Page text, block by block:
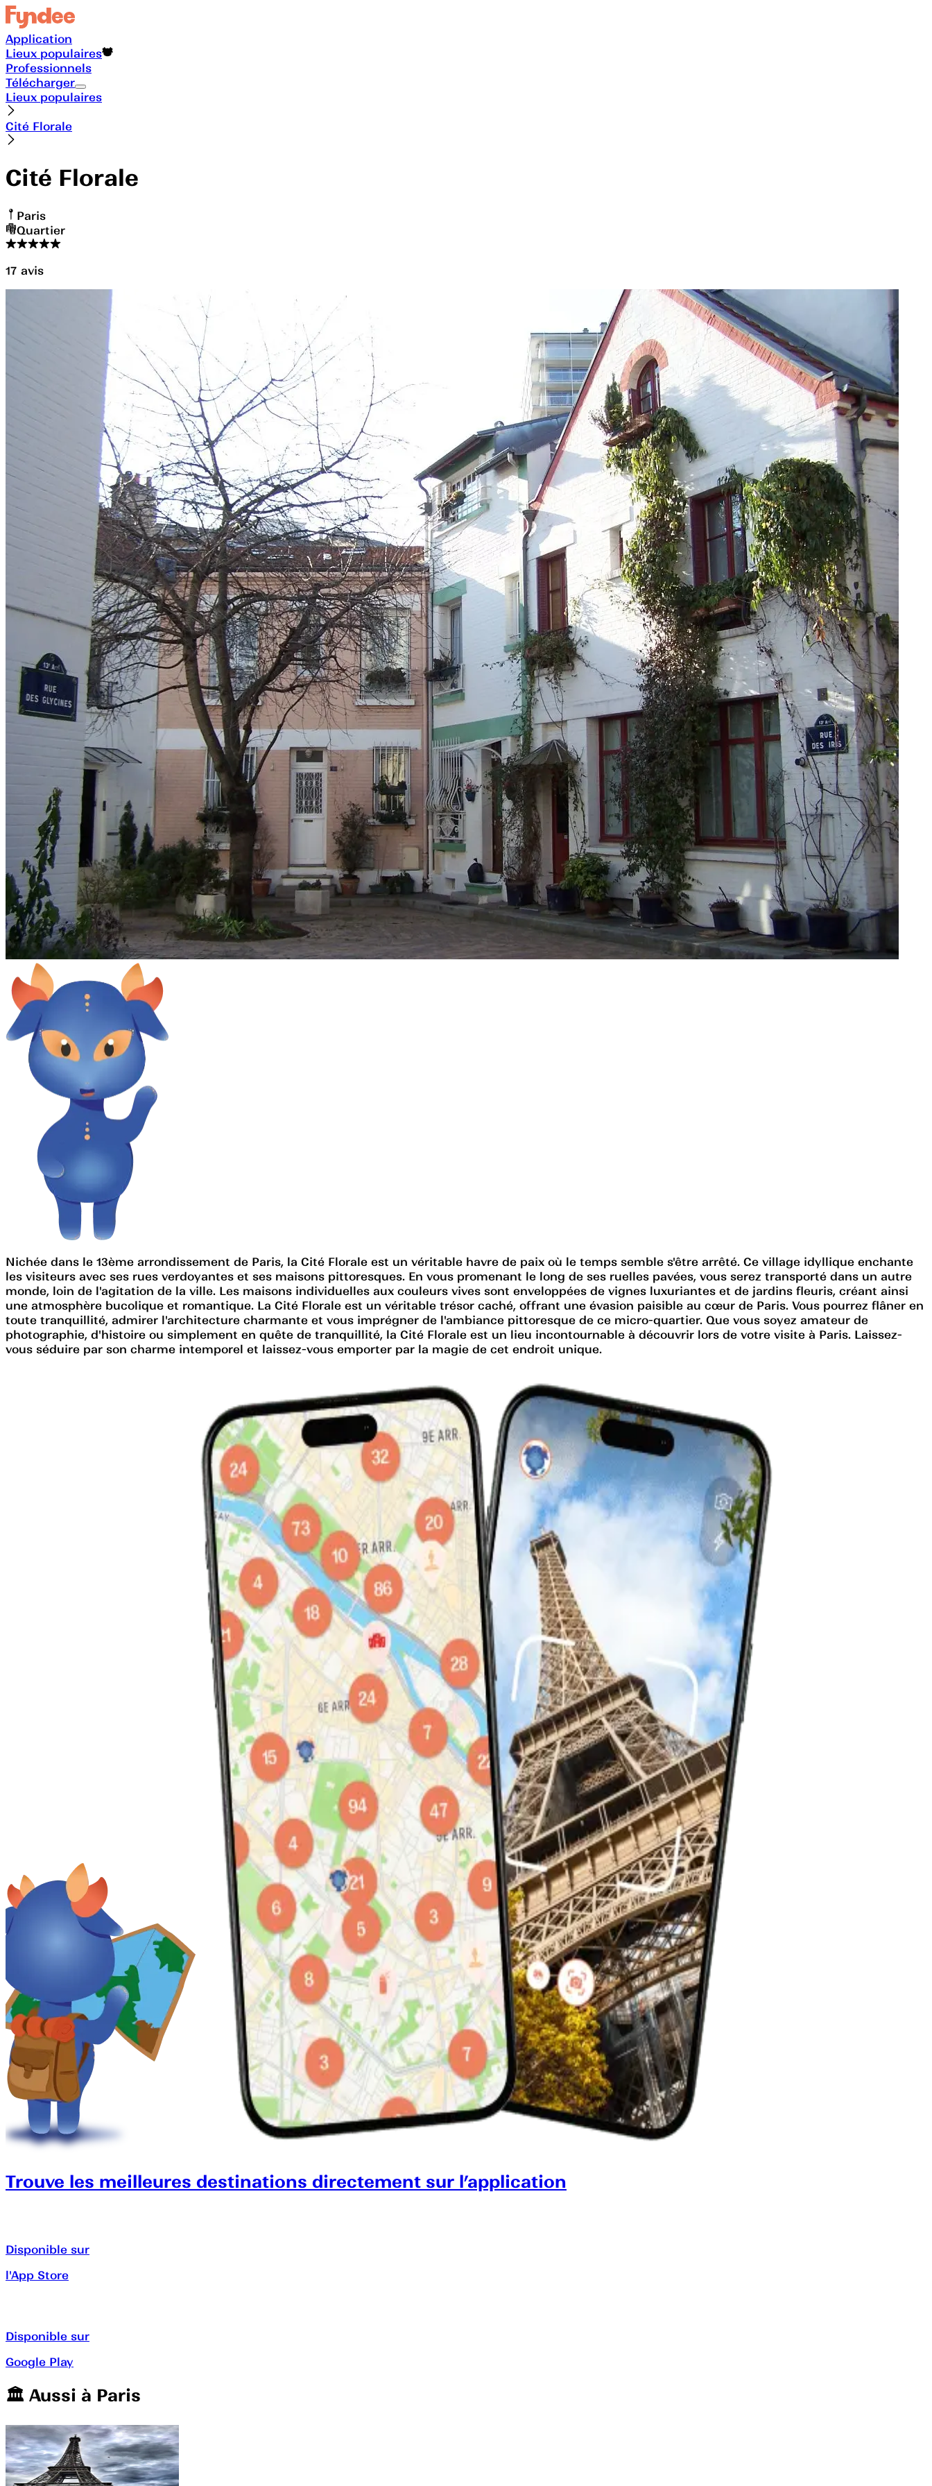
Application
Lieux populaires
Professionnels
Télécharger
Lieux populaires
Cité Florale
Cité Florale
Paris
Quartier
17 avis
Nichée dans le 13ème arrondissement de Paris, la Cité Florale est un véritable havre de paix où le temps semble s'être arrêté. Ce village idyllique enchante
les visiteurs avec ses rues verdoyantes et ses maisons pittoresques. En vous promenant le long de ses ruelles pavées, vous serez transporté dans un autre
monde, loin de l'agitation de la ville. Les maisons individuelles aux couleurs vives sont enveloppées de vignes luxuriantes et de jardins fleuris, créant ainsi
une atmosphère bucolique et romantique. La Cité Florale est un véritable trésor caché, offrant une évasion paisible au cœur de Paris. Vous pourrez flâner en
toute tranquillité, admirer l'architecture charmante et vous imprégner de l'ambiance pittoresque de ce micro-quartier. Que vous soyez amateur de
photographie, d'histoire ou simplement en quête de tranquillité, la Cité Florale est un lieu incontournable à découvrir lors de votre visite à Paris. Laissez-
vous séduire par son charme intemporel et laissez-vous emporter par la magie de cet endroit unique.
Trouve les meilleures destinations directement sur l’application
Disponible sur
l'App Store
Disponible sur
Google Play
🏛️️ Aussi à Paris